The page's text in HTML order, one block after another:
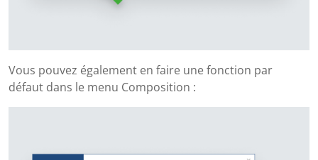
Vous pouvez également en faire une fonction par
défaut dans le menu Composition :